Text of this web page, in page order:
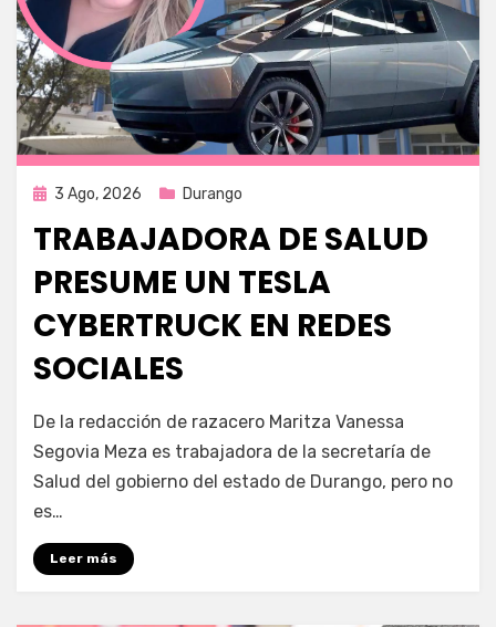
Publicada
3 Ago, 2026 Durango
TRABAJADORA DE SALUD
PRESUME UN TESLA
CYBERTRUCK EN REDES
SOCIALES
por Fernando Miranda Servín
De la redacción de razacero Maritza Vanessa
Segovia Meza es trabajadora de la secretaría de
Salud del gobierno del estado de Durango, pero no
es…
Leer más